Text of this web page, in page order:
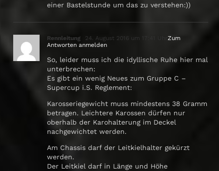
einer Bastelstunde um das zu verstehen:))
Rennleitung 24. August 2016 um 17:41 UhrZum
Antworten anmelden
So, leider muss ich die idyllische Ruhe hier mal
unterbrechen:
Es gibt ein wenig Neues zum Gruppe C –
Supercup i.S. Reglement:
Karosseriegewicht muss mindestens 38 Gramm
betragen. Leichtere Karossen dürfen nur
oberhalb der Karohalterung im Deckel
nachgewichtet werden.
Am Chassis darf der Leitkielhalter gekürzt
werden.
Der Leitkiel darf in Länge und Höhe